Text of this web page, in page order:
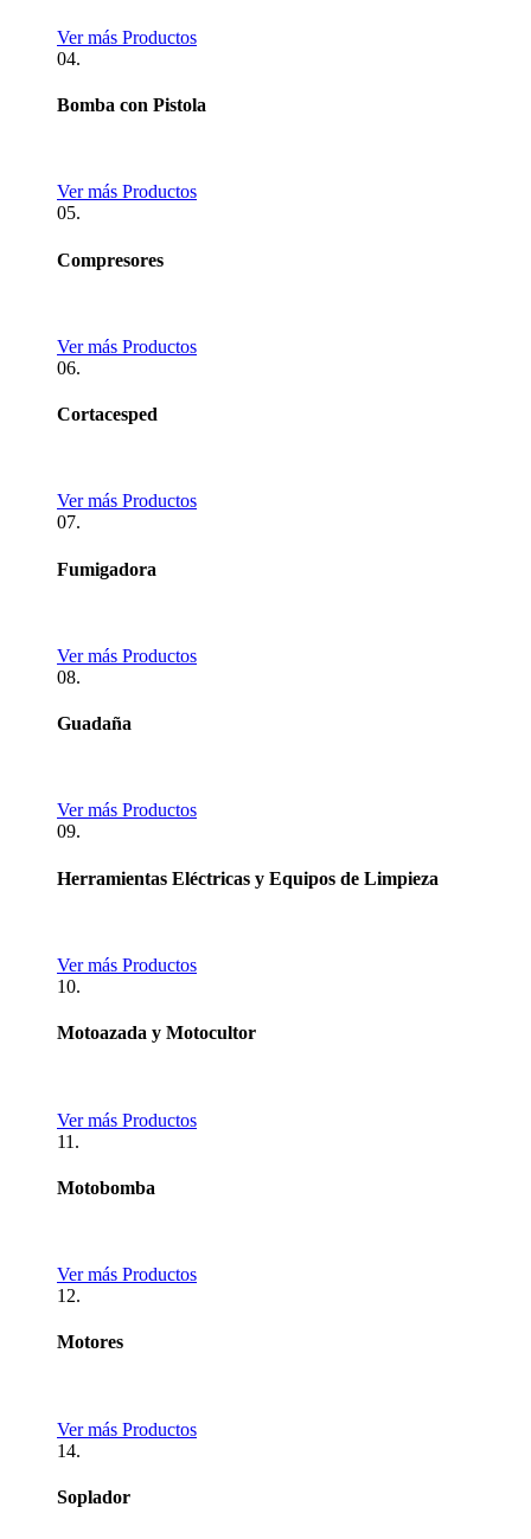
Ver más Productos
04.
Bomba con Pistola
Ver más Productos
05.
Compresores
Ver más Productos
06.
Cortacesped
Ver más Productos
07.
Fumigadora
Ver más Productos
08.
Guadaña
Ver más Productos
09.
Herramientas Eléctricas y Equipos de Limpieza
Ver más Productos
10.
Motoazada y Motocultor
Ver más Productos
11.
Motobomba
Ver más Productos
12.
Motores
Ver más Productos
14.
Soplador